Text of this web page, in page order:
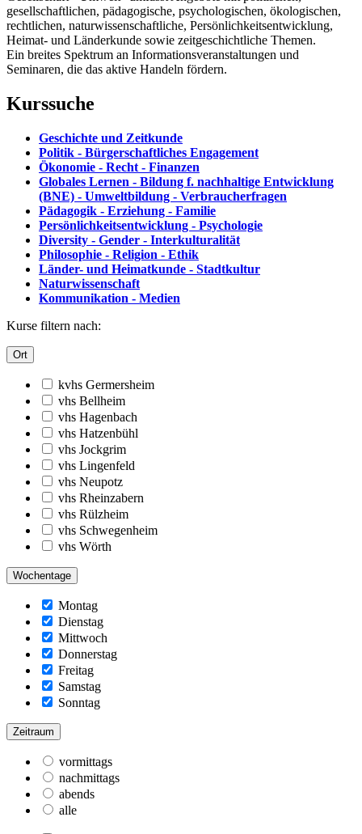
gesellschaftlichen, pädagogische, psychologischen, ökologischen,
rechtlichen, naturwissenschaftliche, Persönlichkeitsentwicklung,
Heimat- und Länderkunde sowie zeitgeschichtliche Themen.
Ein breites Spektrum an Informationsveranstaltungen und
Seminaren, die das aktive Handeln fördern.
Kurssuche
Geschichte und Zeitkunde
Politik - Bürgerschaftliches Engagement
Ökonomie - Recht - Finanzen
Globales Lernen - Bildung f. nachhaltige Entwicklung
(BNE) - Umweltbildung - Verbraucherfragen
Pädagogik - Erziehung - Familie
Persönlichkeitsentwicklung - Psychologie
Diversity - Gender - Interkulturalität
Philosophie - Religion - Ethik
Länder- und Heimatkunde - Stadtkultur
Naturwissenschaft
Kommunikation - Medien
Kurse filtern nach:
Ort
kvhs Germersheim
vhs Bellheim
vhs Hagenbach
vhs Hatzenbühl
vhs Jockgrim
vhs Lingenfeld
vhs Neupotz
vhs Rheinzabern
vhs Rülzheim
vhs Schwegenheim
vhs Wörth
Wochentage
Montag
Dienstag
Mittwoch
Donnerstag
Freitag
Samstag
Sonntag
Zeitraum
vormittags
nachmittags
abends
alle